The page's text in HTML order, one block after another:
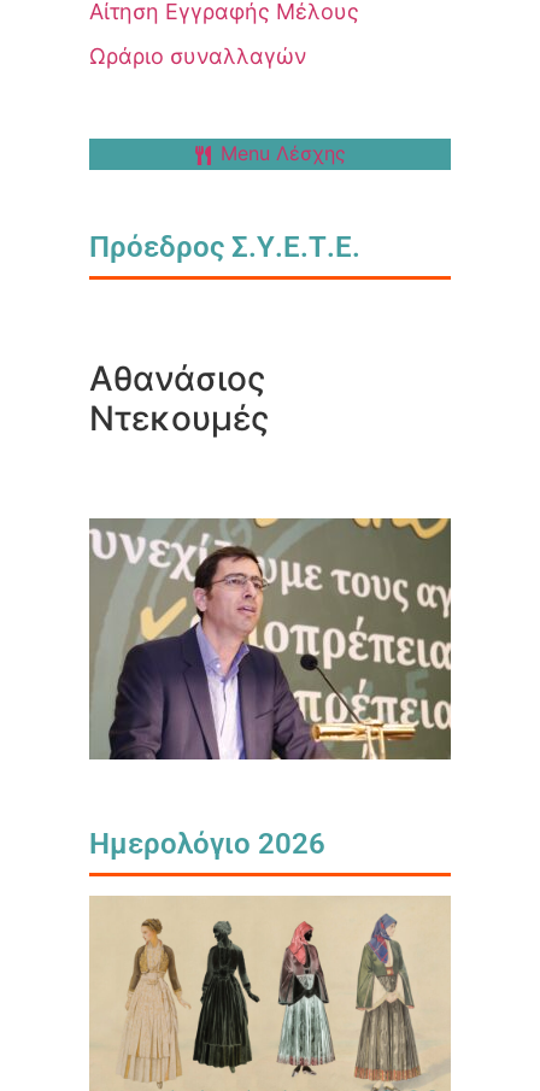
Αίτηση Εγγραφής Μέλους
Ωράριο συναλλαγών
Menu Λέσχης
Πρόεδρος Σ.Υ.Ε.Τ.Ε.
Αθανάσιος
Ντεκουμές
Ημερολόγιο 2026